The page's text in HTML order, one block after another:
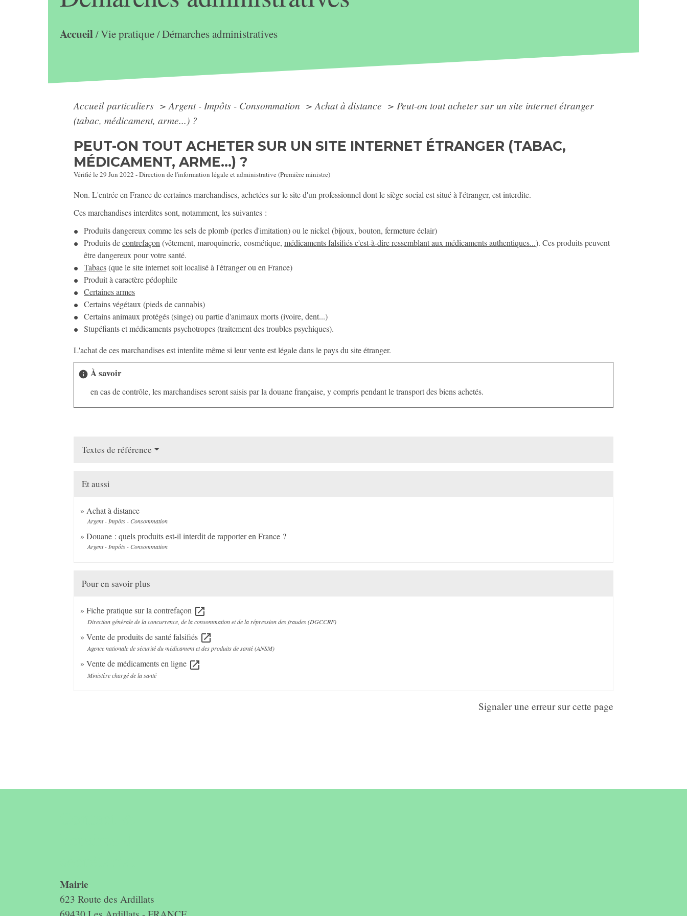
Accueil/Vie pratique/Démarches administratives
Accueil particuliers > Argent - Impôts - Consommation > Achat à distance > Peut-on tout acheter sur un site internet étranger
(tabac, médicament, arme...) ?
PEUT-ON TOUT ACHETER SUR UN SITE INTERNET ÉTRANGER (TABAC,
MÉDICAMENT, ARME...) ?
Vérifié le 29 Jun 2022 - Direction de l'information légale et administrative (Première ministre)
Non. L'entrée en France de certaines marchandises, achetées sur le site d'un professionnel dont le siège social est situé à l'étranger, est interdite.
Ces marchandises interdites sont, notamment, les suivantes :
Produits dangereux comme les sels de plomb (perles d'imitation) ou le nickel (bijoux, bouton, fermeture éclair)
Produits decontrefaçon (vêtement, maroquinerie, cosmétique,médicaments falsifiés c'est-à-dire ressemblant aux médicaments authentiques...). Ces produits peuvent
être dangereux pour votre santé.
Tabacs(que le site internet soit localisé à l'étranger ou en France)
Produit à caractère pédophile
Certaines armes
Certains végétaux (pieds de cannabis)
Certains animaux protégés (singe) ou partie d'animaux morts (ivoire, dent...)
Stupéfiants et médicaments psychotropes (traitement des troubles psychiques).
L'achat de ces marchandises est interdite même si leur vente est légale dans le pays du site étranger.
info À savoir
en cas de contrôle, les marchandises seront saisis par la douane française, y compris pendant le transport des biens achetés.
Textes de référence
Et aussi
Achat à distance
Argent - Impôts - Consommation
Douane : quels produits est-il interdit de rapporter en France ?
Argent - Impôts - Consommation
Pour en savoir plus
Fiche pratique sur la contrefaçon open_in_new
Direction générale de la concurrence, de la consommation et de la répression des fraudes (DGCCRF)
Vente de produits de santé falsifiés open_in_new
Agence nationale de sécurité du médicament et des produits de santé (ANSM)
Vente de médicaments en ligne open_in_new
Ministère chargé de la santé
Signaler une erreur sur cette page
Mairie
623 Route des Ardillats